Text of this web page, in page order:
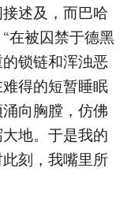
述及，而巴哈
在被囚禁于德黑
锁链和浑浊恶
得的短暂睡眠
向胸膛，仿佛
地。于是我的
刻，我嘴里所